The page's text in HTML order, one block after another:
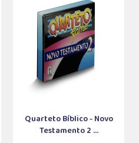
Quarteto Bíblico - Novo
Testamento 2 ...